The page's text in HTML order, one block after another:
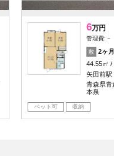
6万円
管理費:－
敷
2ヶ月
44.55㎡
矢田前駅
青森県青
本泉
ペット可 収納